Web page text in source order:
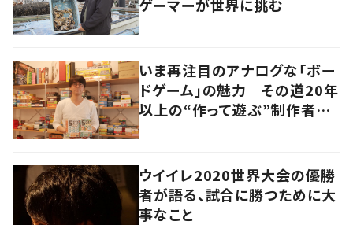
ゲーマーが世界に挑む
いま再注目のアナログな「ボー
ドゲーム」の魅力 その道20年
以上の“作って遊ぶ”制作者に
ウイイレ2020世界大会の優勝
者が語る、試合に勝つために大
事なこと